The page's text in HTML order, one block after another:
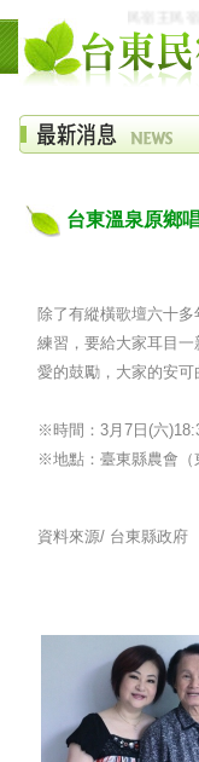
民宿王民宿
台東溫泉原鄉
除了有縱橫歌壇六十
練習，要給大家耳目一
愛的鼓勵，大家的安可
※時間：3月7日(六
※地點：臺東縣農會（
資料來源/ 台東縣政府